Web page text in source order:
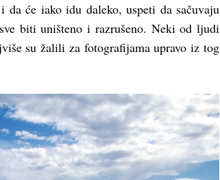
da će iako idu daleko, uspeti da sačuvaju
biti uništeno i razrušeno. Neki od ljudi
su žalili za fotografijama upravo iz tog